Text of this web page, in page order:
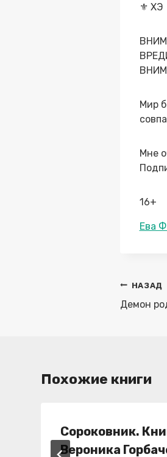
⚜️ ХЭ
Мир
Мне
16+
Ева
по
НАЗАД
Демон
Похожие книги
Сороковник.
Вероника